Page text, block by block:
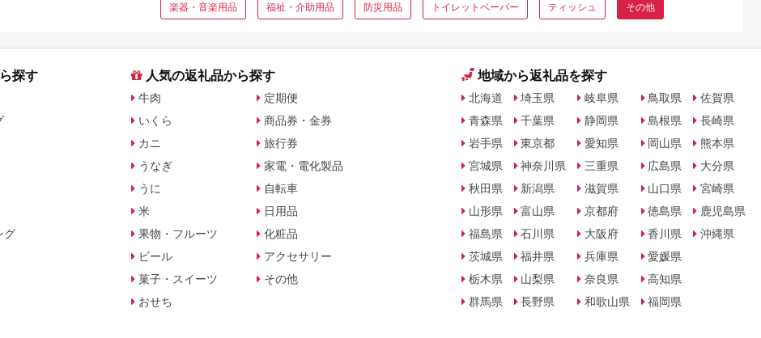
楽器・音楽用品 福祉・介助用品 防災用品 トイレットペーパー ティッシュ その他
探す
グ
人気の返礼品から探す
牛肉
いくら
カニ
うなぎ
うに
米
果物・フルーツ
ビール
菓子・スイーツ
おせち
定期便
商品券・金券
旅行券
家電・電化製品
自転車
日用品
化粧品
アクセサリー
その他
地域から返礼品を探す
北海道
青森県
岩手県
宮城県
秋田県
山形県
福島県
茨城県
栃木県
群馬県
埼玉県
千葉県
東京都
神奈川県
新潟県
富山県
石川県
福井県
山梨県
長野県
岐阜県
静岡県
愛知県
三重県
滋賀県
京都府
大阪府
兵庫県
奈良県
和歌山県
鳥取県
島根県
岡山県
広島県
山口県
徳島県
香川県
愛媛県
高知県
福岡県
佐賀県
長崎県
熊本県
大分県
宮崎県
鹿児島県
沖縄県